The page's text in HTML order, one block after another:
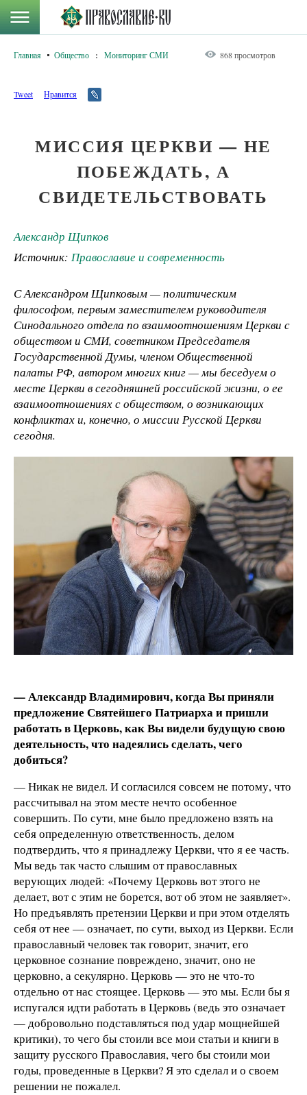
Главная Общество : Мониторинг СМИ 868 просмотров
Tweet Нравится
МИССИЯ ЦЕРКВИ — НЕ
ПОБЕЖДАТЬ, А
СВИДЕТЕЛЬСТВОВАТЬ
Александр Щипков
Источник: Православие и современность
С Александром Щипковым — политическим
философом, первым заместителем руководителя
Синодального отдела по взаимоотношениям Церкви с
обществом и СМИ, советником Председателя
Государственной Думы, членом Общественной
палаты РФ, автором многих книг — мы беседуем о
месте Церкви в сегодняшней российской жизни, о ее
взаимоотношениях с обществом, о возникающих
конфликтах и, конечно, о миссии Русской Церкви
сегодня.
— Александр Владимирович, когда Вы приняли
предложение Святейшего Патриарха и пришли
работать в Церковь, как Вы видели будущую свою
деятельность, что надеялись сделать, чего
добиться?
— Никак не видел. И согласился совсем не потому, что
рассчитывал на этом месте нечто особенное
совершить. По сути, мне было предложено взять на
себя определенную ответственность, делом
подтвердить, что я принадлежу Церкви, что я ее часть.
Мы ведь так часто слышим от православных
верующих людей: «Почему Церковь вот этого не
делает, вот с этим не борется, вот об этом не заявляет».
Но предъявлять претензии Церкви и при этом отделять
себя от нее — означает, по сути, выход из Церкви. Если
православный человек так говорит, значит, его
церковное сознание повреждено, значит, оно не
церковно, а секулярно. Церковь — это не что-то
отдельно от нас стоящее. Церковь — это мы. Если бы я
испугался идти работать в Церковь (ведь это означает
— добровольно подставляться под удар мощнейшей
критики), то чего бы стоили все мои статьи и книги в
защиту русского Православия, чего бы стоили мои
годы, проведенные в Церкви? Я это сделал и о своем
решении не пожалел.